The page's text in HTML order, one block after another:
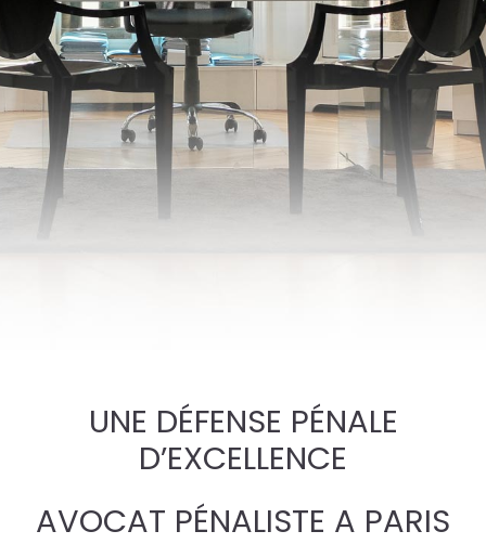
UNE DÉFENSE PÉNALE
D’EXCELLENCE
AVOCAT PÉNALISTE A PARIS